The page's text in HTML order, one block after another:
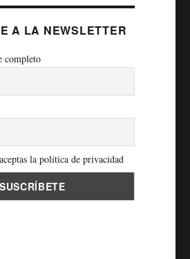
A LA NEWSLETTER
completo
la política de privacidad